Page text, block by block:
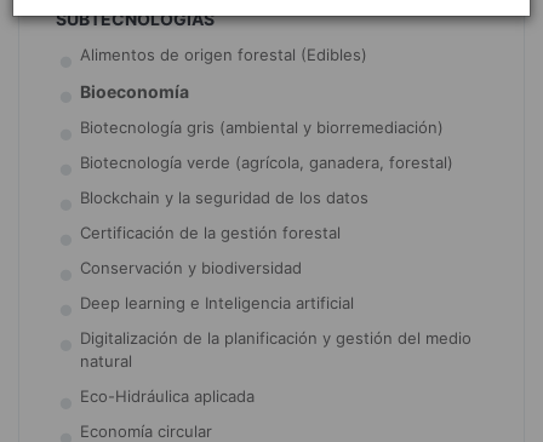
SUBTECNOLOGÍAS
Alimentos de origen forestal (Edibles)
Bioeconomía
Biotecnología gris (ambiental y biorremediación)
Biotecnología verde (agrícola, ganadera, forestal)
Blockchain y la seguridad de los datos
Certificación de la gestión forestal
Conservación y biodiversidad
Deep learning e Inteligencia artificial
Digitalización de la planificación y gestión del medio
natural
Eco-Hidráulica aplicada
Economía circular